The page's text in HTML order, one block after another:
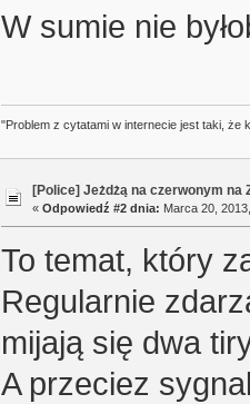
W sumie nie
"Problem z cytatami w internecie jest taki, że
[Police] Jeżdżą na czerwonym na
« Odpowiedź #2 dnia: Marca 20,
To temat, który
Regularnie
mijają się dwa
A przeciez